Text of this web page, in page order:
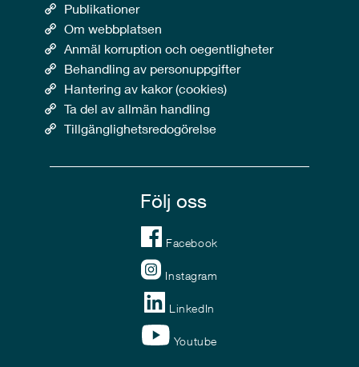
Publikationer
Om webbplatsen
Anmäl korruption och oegentligheter
Behandling av personuppgifter
Hantering av kakor (cookies)
Ta del av allmän handling
Tillgänglighetsredogörelse
Följ oss
Facebook
Instagram
LinkedIn
Youtube